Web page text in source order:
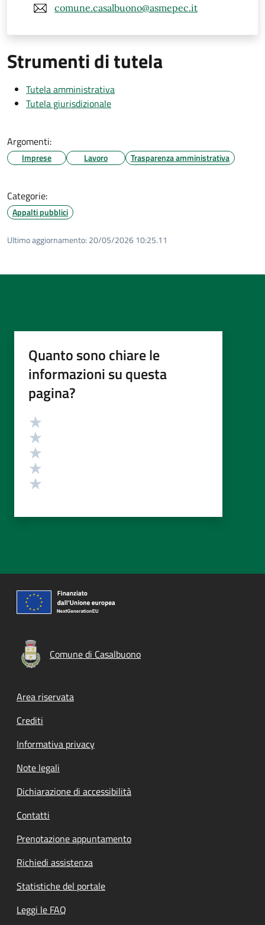
comune.casalbuono@asmepec.it
Strumenti di tutela
Tutela amministrativa
Tutela giurisdizionale
Argomenti:
Imprese Lavoro Trasparenza amministrativa
Categorie:
Appalti pubblici
Ultimo aggiornamento: 20/05/2026 10:25.11
Quanto sono chiare le
informazioni su questa
pagina?
Valutazione
Comune di Casalbuono
Footer menu
Area riservata
Crediti
Informativa privacy
Note legali
Dichiarazione di accessibilità
Contatti
Prenotazione appuntamento
Richiedi assistenza
Statistiche del portale
Leggi le FAQ